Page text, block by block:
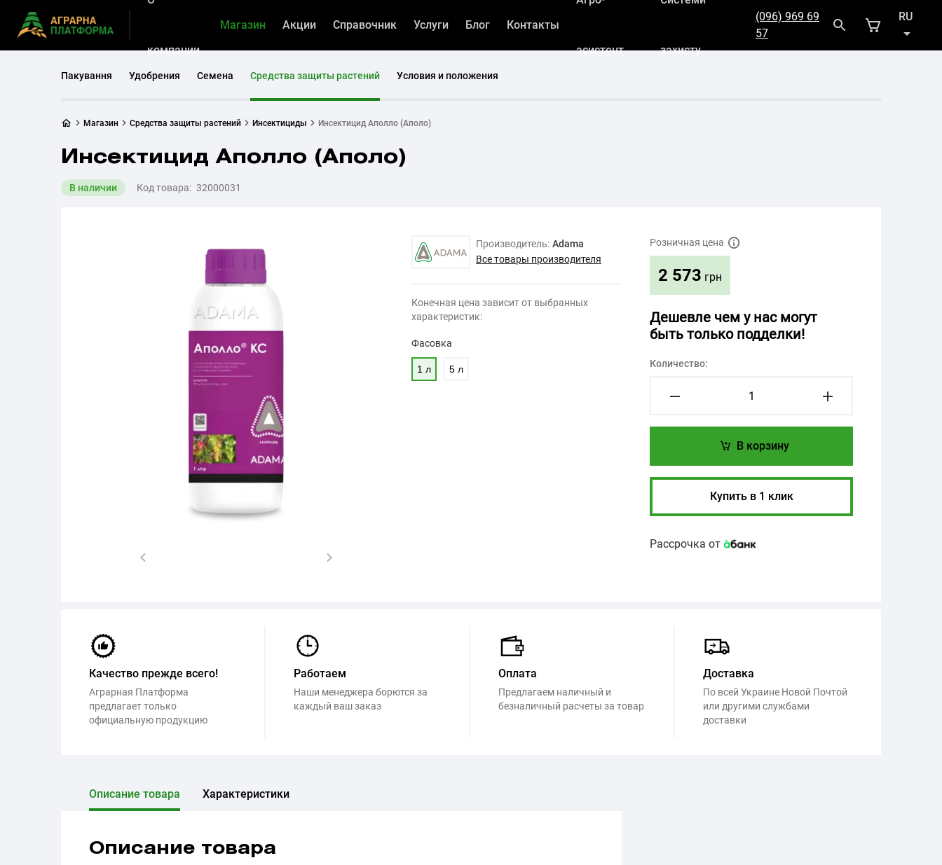
компании
Магазин Акции Справочник Услуги Блог Контакты
асистент захисту
(096) 969 69
57
RU
UK
Пакування Удобрения Семена Средства защиты растений Условия и положения
Магазин Средства защиты растений Инсектициды Инсектицид Аполло (Аполо)
Инсектицид Аполло (Аполо)
В наличии Код товара: 32000031
Производитель: Adama
Все товары производителя
Конечная цена зависит от выбранных
характеристик:
Фасовка
1 л 5 л
Розничная цена
2 573 грн
Дешевле чем у нас могут
быть только подделки!
Количество:
В корзину
Купить в 1 клик
Рассрочка от
Качество прежде всего!
Аграрная Платформа
предлагает только
официальную продукцию
Работаем
Наши менеджера борются за
каждый ваш заказ
Оплата
Предлагаем наличный и
безналичный расчеты за товар
Доставка
По всей Украине Новой Почтой
или другими службами
доставки
Описание товара Характеристики
Описание товара